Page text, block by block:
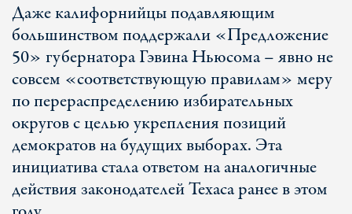
Даже калифорнийцы подавляющим
большинством поддержали «Предложение
50» губернатора Гэвина Ньюсома – явно не
совсем «соответствующую правилам» меру
по перераспределению избирательных
округов с целью укрепления позиций
демократов на будущих выборах. Эта
инициатива стала ответом на аналогичные
действия законодателей Техаса ранее в этом